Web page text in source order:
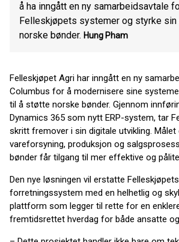
å ha inngått en ny samarbeidsavtale
Felleskjøpets systemer og styrke
norske bønder. Hung Pham
Felleskjøpet Agri har inngått en ny
Columbus for å modernisere sine
til å støtte norske bønder. Gjennom
Dynamics 365 som nytt ERP-system, tar
skritt fremover i sin digitale utvikling. Målet
vareforsyning, produksjon og
bønder får tilgang til mer effektive og
Den nye løsningen vil erstatte
forretningssystem med en helhetlig og
plattform som legger til rette for en
fremtidsrettet hverdag for både ansatte og